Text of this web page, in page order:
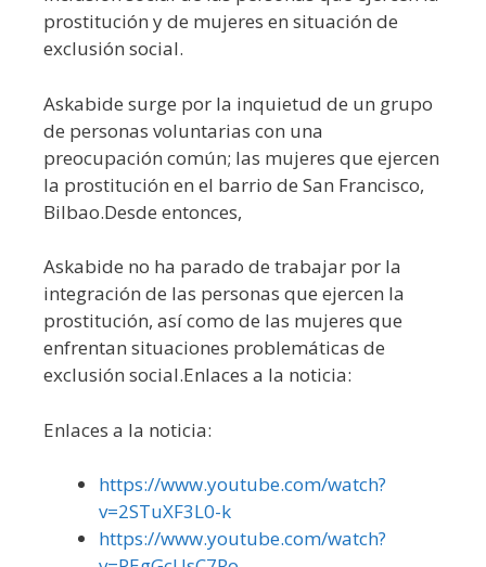
prostitución y de mujeres en situación de
exclusión social.
Askabide surge por la inquietud de un grupo
de personas voluntarias con una
preocupación común; las mujeres que ejercen
la prostitución en el barrio de San Francisco,
Bilbao.Desde entonces,
Askabide no ha parado de trabajar por la
integración de las personas que ejercen la
prostitución, así como de las mujeres que
enfrentan situaciones problemáticas de
exclusión social.Enlaces a la noticia:
Enlaces a la noticia:
https://www.youtube.com/watch?
v=2STuXF3L0-k
https://www.youtube.com/watch?